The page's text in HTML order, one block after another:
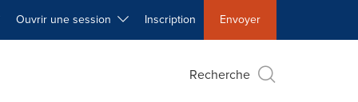
Ouvrir une session Inscription Envoyer
Recherche